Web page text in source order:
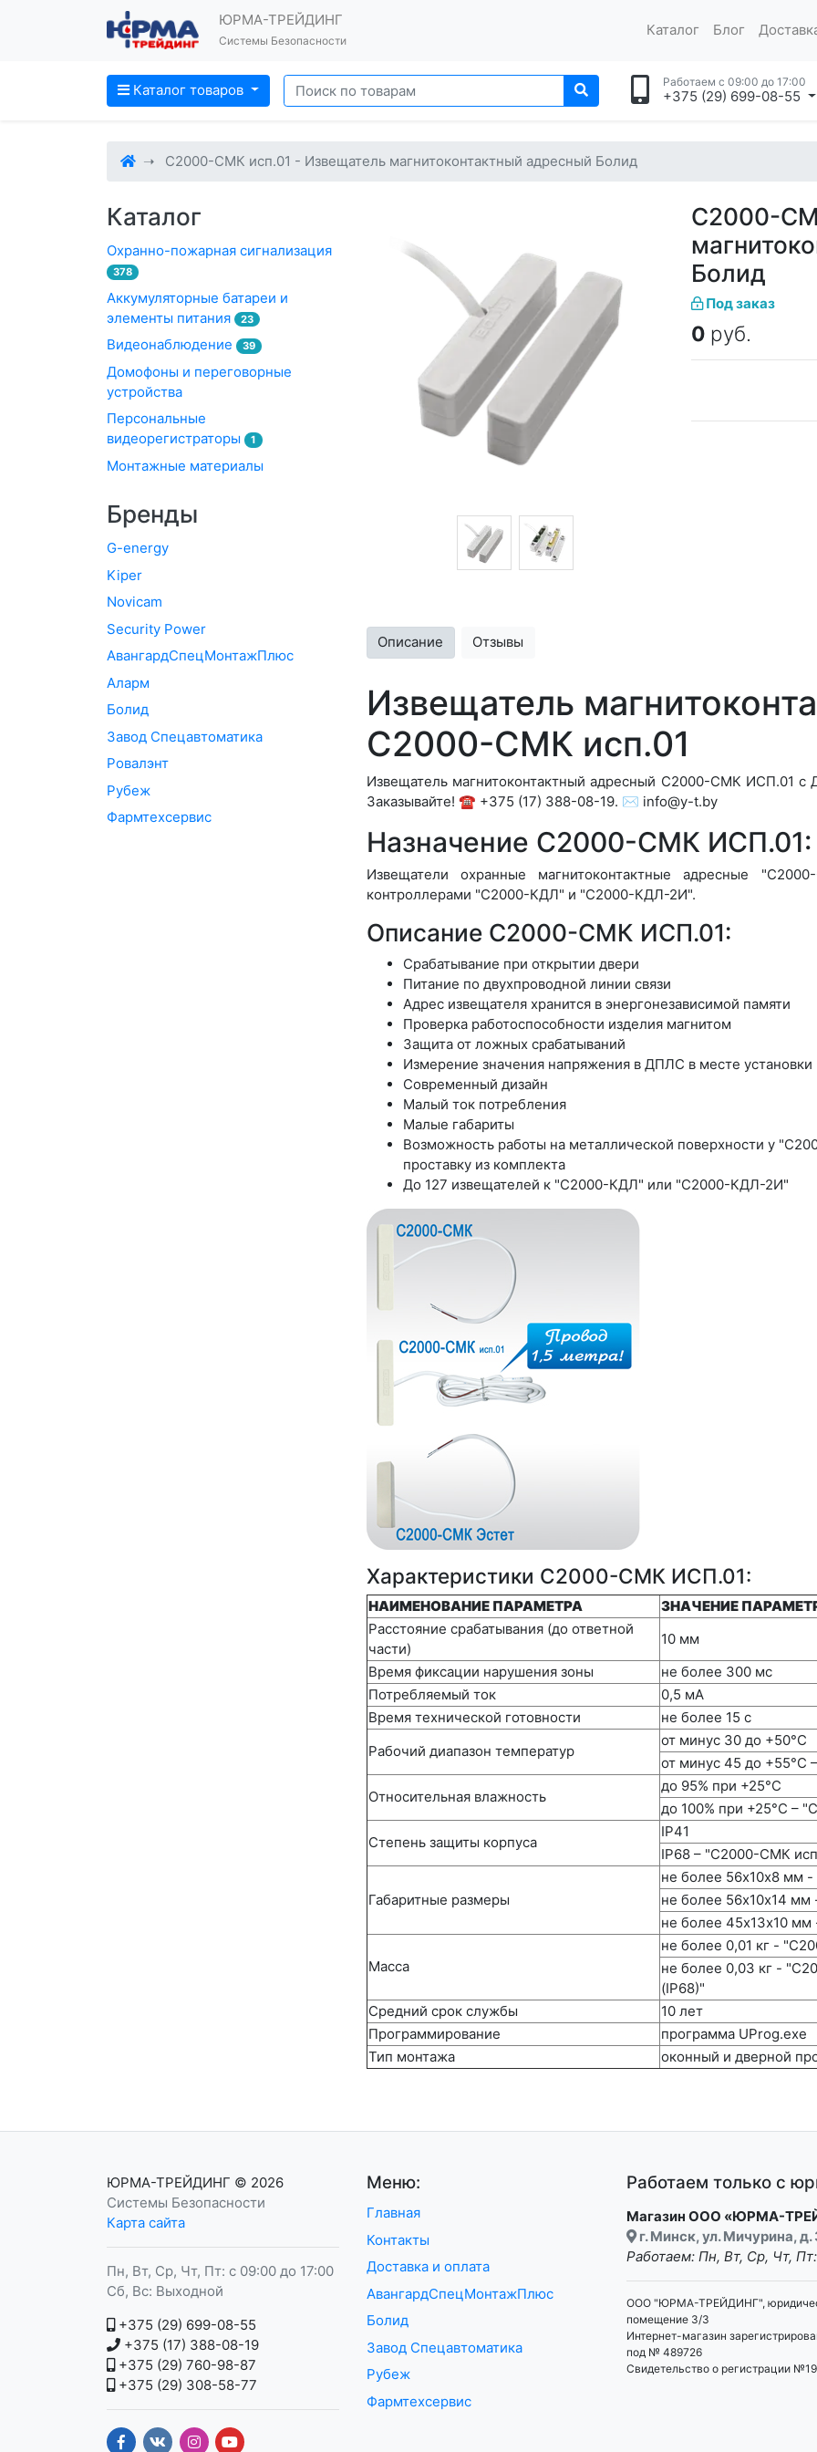
ЮРМА-ТРЕЙДИНГ
Системы Безопасности
Каталог Блог
Каталог товаров Работаем с 09:00 до 17:00
+375 (29) 699-08-55
С2000-СМК исп.01 - Извещатель магнитоконтактный адресный Болид
С2000-
Болид
Под заказ
0 руб.
Описание Отзывы
Извещатель
С2000-СМК исп.01
Извещатель магнитоконтактный адресный С2000-СМК ИСП.01
Заказывайте! ☎️ +375 (17) 388-08-19. ✉️ info@y-t.by
Назначение С2000-СМК ИСП.01:
Извещатели охранные магнитоконтактные адресные
контроллерами "С2000-КДЛ" и "С2000-КДЛ-2И".
Описание С2000-СМК ИСП.01:
Срабатывание при открытии двери
Питание по двухпроводной линии связи
Адрес извещателя хранится в энергонезависимой памяти
Проверка работоспособности изделия магнитом
Защита от ложных срабатываний
Измерение значения напряжения в ДПЛС в месте установки
Современный дизайн
Малый ток потребления
Малые габариты
Возможность работы на металлической поверхности у
проставку из комплекта
До 127 извещателей к "С2000-КДЛ" или "С2000-КДЛ-2И"
Характеристики С2000-СМК ИСП.01:
НАИМЕНОВАНИЕ ПАРАМЕТРА
ЗНАЧЕНИЕ
Расстояние срабатывания (до ответной
части)
10 мм
Время фиксации нарушения зоны
не более 300 мс
Потребляемый ток
0,5 мА
Время технической готовности
не более 15 с
Рабочий диапазон температур
от минус 30 до +50°C
от минус 45 до +55°С
Относительная влажность
до 95% при +25°C
до 100% при +25°С –
Степень защиты корпуса
IР41
IР68 – "С2000-СМК
Габаритные размеры
не более 56х10х8 мм
не более 56х10х14
не более 45х13х10
Масса
не более 0,01 кг -
не более 0,03 кг -
(IР68)"
Средний срок службы
10 лет
Программирование
программа UProg.exe
Тип монтажа
оконный и дверной
Каталог
Охранно-пожарная сигнализация
378
Аккумуляторные батареи и
элементы питания
23
Видеонаблюдение 39
Домофоны и переговорные
устройства
Персональные
видеорегистраторы
1
Монтажные материалы
Бренды
G-energy
Kiper
Novicam
Security Power
АвангардСпецМонтажПлюс
Аларм
Болид
Завод Спецавтоматика
Ровалэнт
Рубеж
Фармтехсервис
ЮРМА-ТРЕЙДИНГ © 2026
Системы Безопасности
Карта сайта
Пн, Вт, Ср, Чт, Пт: с 09:00 до 17:00
Сб, Вс: Выходной
+375 (29) 699-08-55
+375 (17) 388-08-19
+375 (29) 760-98-87
+375 (29) 308-58-77
Меню:
Главная
Контакты
Доставка и оплата
АвангардСпецМонтажПлюс
Болид
Завод Спецавтоматика
Рубеж
Фармтехсервис
Работаем только с
Магазин ООО «ЮРМА-
г. Минск, ул. Мичурина, д.
Работаем: Пн, Вт, Ср, Чт,
ООО "ЮРМА-ТРЕЙДИНГ",
помещение 3/3
Интернет-магазин
под № 489726
Свидетельство о регистрации